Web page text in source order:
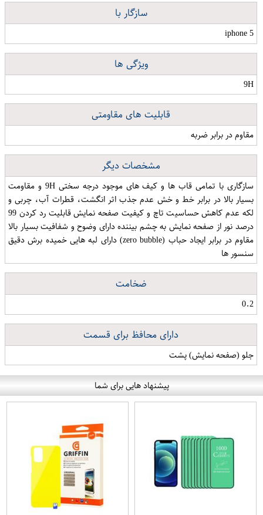
سازگار با
iphone 5
ویژگی ها
9H
قابلیت های مقاومتی
مقاوم در برابر ضربه
مشخصات دیگر
سازگاری با تمامی قاب ها و کیف های موجود درجه سختی 9H و مقاومت
بسیار بالا در برابر خط و خش عدم جذب اثر انگشت، قطرات آب، چربی و
لکه عدم کاهش حساسیت تاچ و کیفیت صفحه نمایش قابلیت رد کردن 99
درصد نور از صفحه نمایش به چشم بیننده دارای وضوح و شفافیت بسیار بالا
مقاوم در برابر ایجاد حباب (zero bubble) دارای لبه هایی خمیده برش دقیق
سنسور ها
ضخامت
0.2
دارای محافظ برای قسمت
جلو (صفحه نمایش) پشت
پیشنهاد هایی برای شما